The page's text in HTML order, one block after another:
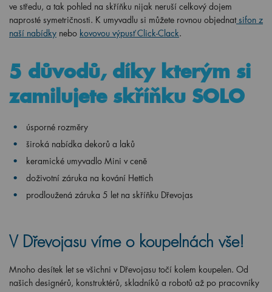
ve středu, a tak pohled na skříňku nijak neruší celkový dojem
naprosté symetričnosti. K umyvadlu si můžete rovnou objednat sifon z
naší nabídky nebo kovovou výpusť Click-Clack.
5 důvodů, díky kterým si
zamilujete skříňku SOLO
úsporné rozměry
široká nabídka dekorů a laků
keramické umyvadlo Mini v ceně
doživotní záruka na kování Hettich
prodloužená záruka 5 let na skříňku Dřevojas
V Dřevojasu víme o koupelnách vše!
Mnoho desítek let se všichni v Dřevojasu točí kolem koupelen. Od
našich designérů, konstruktérů, skladníků a robotů až po pracovníky